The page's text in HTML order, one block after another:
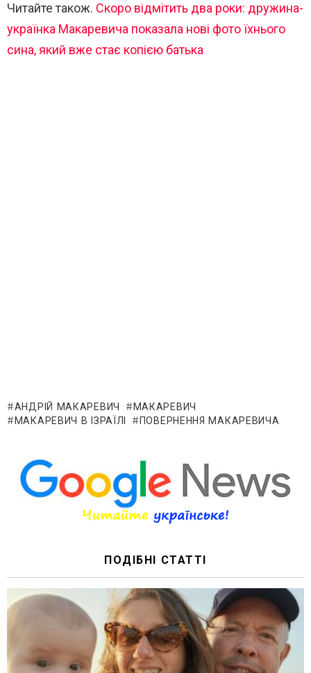
Читайте також. Скоро відмітить два роки: дружина-
українка Макаревича показала нові фото їхнього
сина, який вже стає копією батька
АНДРІЙ МАКАРЕВИЧ
МАКАРЕВИЧ
МАКАРЕВИЧ В ІЗРАЇЛІ
ПОВЕРНЕННЯ МАКАРЕВИЧА
ПОДІБНІ СТАТТІ